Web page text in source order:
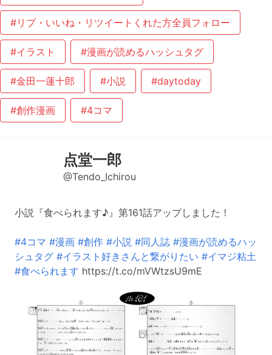
#リプ・いいね・リツイートくれた方全員フォロー
#イラスト #漫画が読めるハッシュタグ
#金田一蓮十郎 #小説 #daytoday
#創作漫画 #4コマ
点堂一郎
@Tendo_Ichirou
小説『食べられます♪』第161話アップしました！
#4コマ #漫画 #創作 #小説 #同人誌 #漫画が読めるハッ
シュタグ #イラスト好きさんと繋がりたい #イマジ粘土
#食べられます https://t.co/mVWtzsU9mE